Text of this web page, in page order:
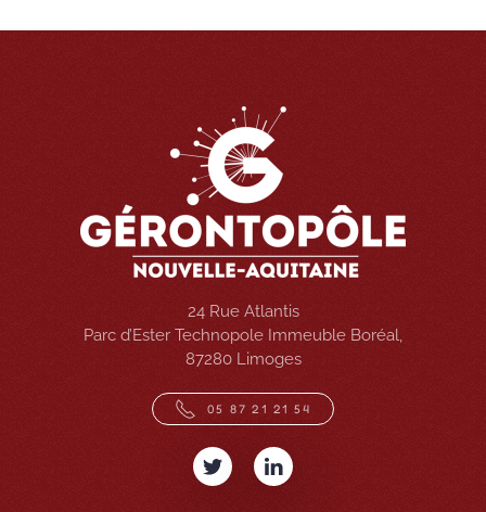
24 Rue Atlantis
Parc d’Ester Technopole Immeuble Boréal,
87280 Limoges
05 87 21 21 54